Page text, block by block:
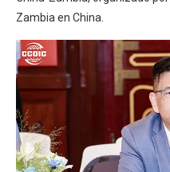
Zambia en China.